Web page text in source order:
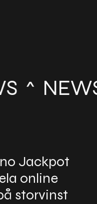
Jackpot
online
storvinst